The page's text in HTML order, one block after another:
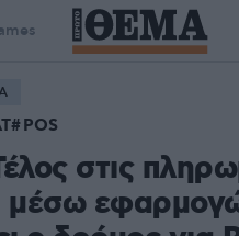
POS
στις
μέσω